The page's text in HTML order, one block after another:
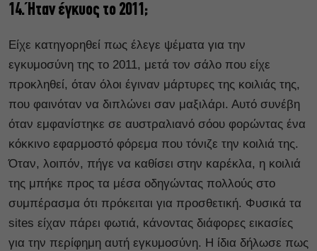
14. Ήταν έγκυος το 2011;
Είχε κατηγορηθεί πως έλεγε ψέματα για την
εγκυμοσύνη της το 2011, μετά τον σάλο που είχε
προκληθεί, όταν όλοι έγιναν μάρτυρες της κοιλιάς της,
που φαινόταν να διπλώνει σαν μαξιλάρι. Αυτό συνέβη
όταν εμφανίστηκε σε αυστραλιανό σόου φορώντας ένα
κόκκινο εφαρμοστό φόρεμα που τόνιζε την κοιλιά της.
Όταν, λοιπόν, πήγε να καθίσει στην καρέκλα, η κοιλιά
της μπήκε προς τα μέσα οδηγώντας πολλούς στο
συμπέρασμα ότι πρόκειται για προσθετική. Φυσικά τα
sites είχαν πάρει φωτιά, κάνοντας διάφορες εικασίες
για την περίφημη αυτή εγκυμοσύνη. Η ίδια δήλωσε πως